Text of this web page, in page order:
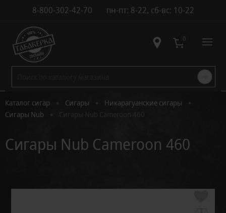
8-800-302-42-70 пн-пт: 8-22, сб-вс: 10-22
Контакты 0
Каталог сигар Сигары Никарагуанские сигары
Сигары Nub
Сигары Nub Cameroon 460